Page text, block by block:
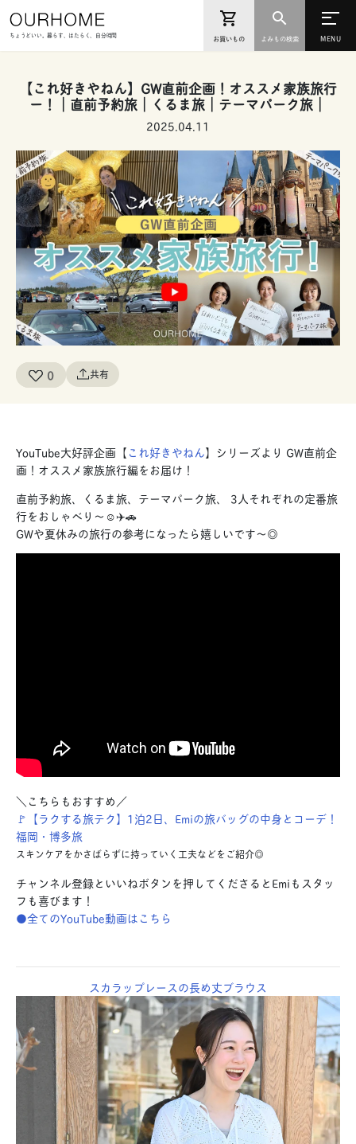
ちょうどいい。暮らす、はたらく、自分時間
【これ好きやねん】GW直前企画！オススメ家族旅行
ー！｜直前予約旅｜くるま旅｜テーマパーク旅｜
2025.04.11
0 共有
YouTube大好評企画【これ好きやねん】シリーズより GW直前企
画！オススメ家族旅行編をお届け！
直前予約旅、くるま旅、テーマパーク旅、 3人それぞれの定番旅
行をおしゃべり〜☺️✈️🚗
GWや夏休みの旅行の参考になったら嬉しいです〜◎
＼こちらもおすすめ／
🚩【ラクする旅テク】1泊2日、Emiの旅バッグの中身とコーデ！
福岡・博多旅
スキンケアをかさばらずに持っていく工夫などをご紹介◎
チャンネル登録といいねボタンを押してくださるとEmiもスタッ
フも喜びます！
●全てのYouTube動画はこちら
スカラップレースの長め丈ブラウス
お買いもの よみもの検索